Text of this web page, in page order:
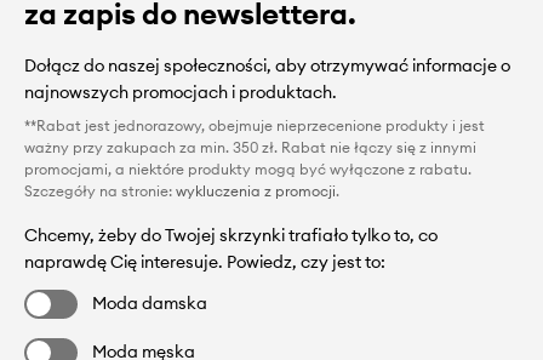
za zapis do newslettera.
Dołącz do naszej społeczności, aby otrzymywać informacje o
najnowszych promocjach i produktach.
**Rabat jest jednorazowy, obejmuje nieprzecenione produkty i jest
ważny przy zakupach za min. 350 zł. Rabat nie łączy się z innymi
promocjami, a niektóre produkty mogą być wyłączone z rabatu.
Szczegóły na stronie: wykluczenia z promocji.
Chcemy, żeby do Twojej skrzynki trafiało tylko to, co
naprawdę Cię interesuje. Powiedz, czy jest to:
Moda damska
Moda męska